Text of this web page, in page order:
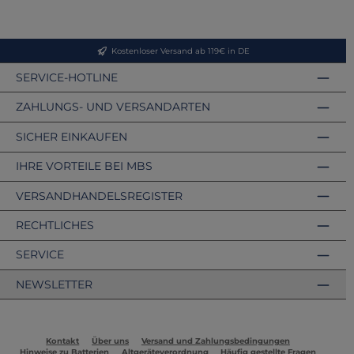
Kostenloser Versand ab 119€ in DE
SERVICE-HOTLINE
ZAHLUNGS- UND VERSANDARTEN
VERSANDHANDELSREGISTER
SICHER EINKAUFEN
IHRE VORTEILE BEI MBS
RECHTLICHES
SERVICE
NEWSLETTER
Kontakt Über uns
Versand und Zahlungsbedingungen
Hinweise zu Batterien
Altgeräteverordnung Häufig gestellte Fragen